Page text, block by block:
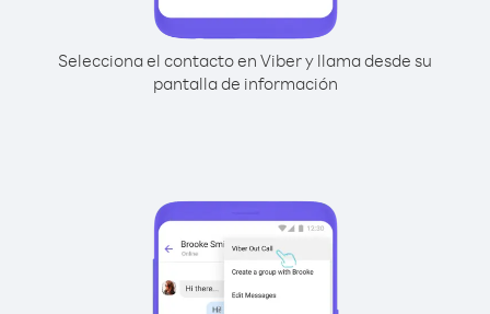
Selecciona el contacto en Viber y llama desde su
pantalla de información